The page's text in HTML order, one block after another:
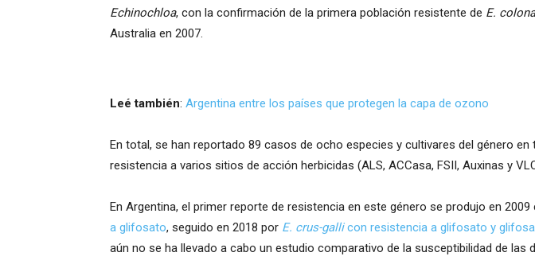
Echinochloa, con la confirmación de la primera población resistente de E.
Australia en 2007.
Leé también: Argentina entre los países que protegen la capa de ozono
En total, se han reportado 89 casos de ocho especies y cultivares del género
resistencia a varios sitios de acción herbicidas (ALS, ACCasa, FSII, Auxinas y
En Argentina, el primer reporte de resistencia en este género se produjo en 2009
a glifosato, seguido en 2018 por E. crus-gallicon resistencia a glifosato y
aún no se ha llevado a cabo un estudio comparativo de la susceptibilidad de las